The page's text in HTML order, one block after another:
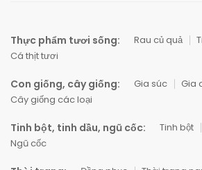
Thực phẩm tươi sống: Rau củ quả
Cá thịt tươi
Con giống, cây giống: Gia súc Gia
Cây giống các loại
Tinh bột, tinh dầu, ngũ cốc: Tinh bột
Ngũ cốc